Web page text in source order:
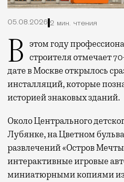
05.08.2026 2 мин. чтения
В этом году профессиональный праздник День строителя отмечает
дате в Москве открылось
инсталляций, которые
историей знаковых зданий.
Около Центрального
Лубянке, на Цветном
развлечений «Остров
интерактивные игровые
миниатюрными копиями